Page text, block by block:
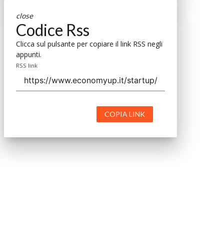
close
Codice Rss
Clicca sul pulsante per copiare il link RSS negli
appunti.
RSS link
COPIA LINK